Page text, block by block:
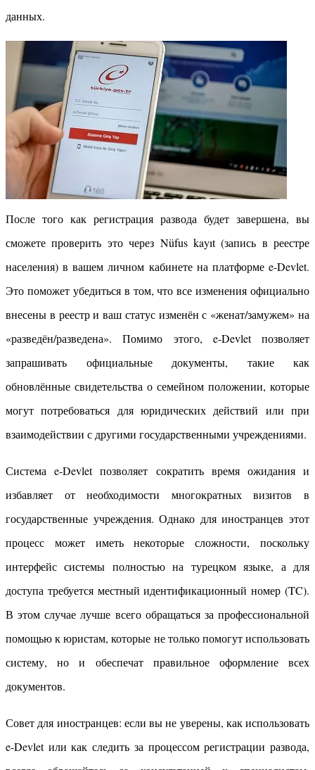
данных.
После того как регистрация развода будет завершена, вы
сможете проверить это через Nüfus kayıt (запись в реестре
населения) в вашем личном кабинете на платформе e-Devlet.
Это поможет убедиться в том, что все изменения официально
внесены в реестр и ваш статус изменён с «женат/замужем» на
«разведён/разведена». Помимо этого, e-Devlet позволяет
запрашивать официальные документы, такие как
обновлённые свидетельства о семейном положении, которые
могут потребоваться для юридических действий или при
взаимодействии с другими государственными учреждениями.
Система e-Devlet позволяет сократить время ожидания и
избавляет от необходимости многократных визитов в
государственные учреждения. Однако для иностранцев этот
процесс может иметь некоторые сложности, поскольку
интерфейс системы полностью на турецком языке, а для
доступа требуется местный идентификационный номер (TC).
В этом случае лучше всего обращаться за профессиональной
помощью к юристам, которые не только помогут использовать
систему, но и обеспечат правильное оформление всех
документов.
Совет для иностранцев: если вы не уверены, как использовать
e-Devlet или как следить за процессом регистрации развода,